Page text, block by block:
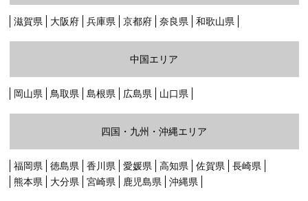
コラム
滋賀県 大阪府 兵庫県 京都府 奈良県 和歌山県
中国エリア
岡山県 鳥取県 島根県 広島県 山口県
四国・九州・沖縄エリア
福岡県 徳島県 香川県 愛媛県 高知県 佐賀県
長崎県
熊本県
大分県 宮崎県 鹿児島県 沖縄県